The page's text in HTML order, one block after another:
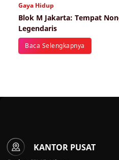
Gaya Hidup
Blok M Jakarta: Tempat
Legendaris
Baca Selengkapnya
KANTOR PUSAT